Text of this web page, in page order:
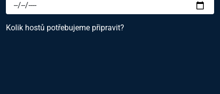
Kolik hostů potřebujeme připravit?